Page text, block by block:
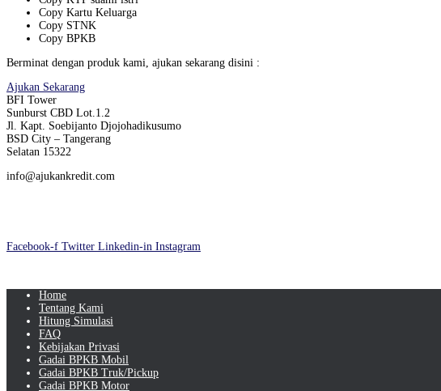
Copy Kartu Keluarga
Copy STNK
Copy BPKB
Berminat dengan produk kami, ajukan sekarang disini :
Ajukan Sekarang
BFI Tower
Sunburst CBD Lot.1.2
Jl. Kapt. Soebijanto Djojohadikusumo
BSD City – Tangerang
Selatan 15322
info@ajukankredit.com
Facebook-f Twitter Linkedin-in Instagram
Home
Tentang Kami
Hitung Simulasi
FAQ
Kebijakan Privasi
Gadai BPKB Mobil
Gadai BPKB Truk/Pickup
Gadai BPKB Motor